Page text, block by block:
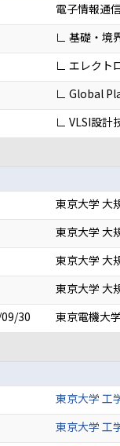
電子情報通
∟ 基礎・境
∟ エレクト
∟ Global
∟ VLSI設計
東京大学 大
東京大学 大
東京大学 大
東京大学 大
30
東京電機大
東京大学 工
東京大学 工